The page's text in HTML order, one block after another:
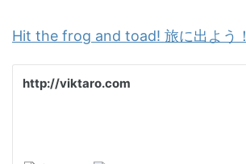
Hit the frog and toad! 旅に出よう！